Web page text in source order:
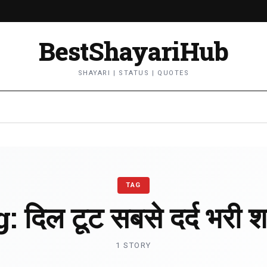
BestShayariHub
SHAYARI | STATUS | QUOTES
TAG
दिल टूट सबसे दर्द भरी
1 STORY